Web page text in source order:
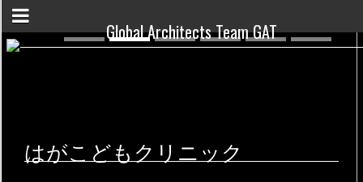
Global Architects Team GAT
はがこどもクリニック